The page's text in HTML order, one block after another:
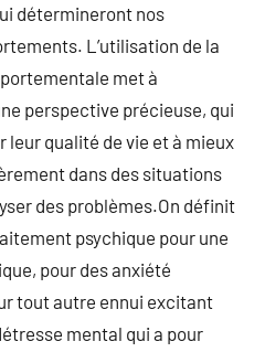
détermineront nos
L’utilisation de la
met à
perspective précieuse, qui
qualité de vie et à mieux
dans des situations
des problèmes.On définit
psychique pour une
pour des anxiété
tout autre ennui excitant
mental qui a pour